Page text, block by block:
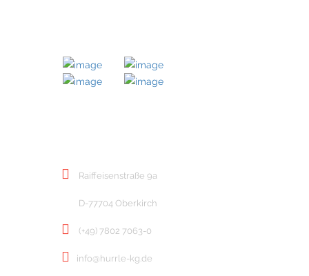
Raiffeisenstraße 9a
D-77704 Oberkirch
(+49) 7802 7063-0
info@hurrle-kg.de